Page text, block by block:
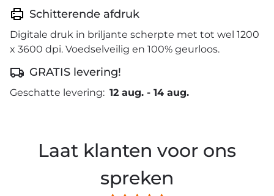
Schitterende afdruk
Digitale druk in briljante scherpte met tot wel 1200
x 3600 dpi. Voedselveilig en 100% geurloos.
GRATIS levering!
Geschatte levering: 12 aug. - 14 aug.
Laat klanten voor ons
spreken